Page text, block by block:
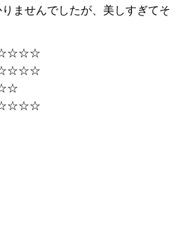
ませんでしたが、美しすぎてそ